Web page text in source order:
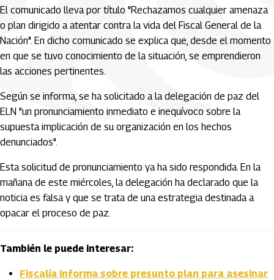
El comunicado lleva por título "Rechazamos cualquier amenaza
o plan dirigido a atentar contra la vida del Fiscal General de la
Nación". En dicho comunicado se explica que, desde el momento
en que se tuvo conocimiento de la situación, se emprendieron
las acciones pertinentes.
Según se informa, se ha solicitado a la delegación de paz del
ELN "un pronunciamiento inmediato e inequívoco sobre la
supuesta implicación de su organización en los hechos
denunciados".
Esta solicitud de pronunciamiento ya ha sido respondida. En la
mañana de este miércoles, la delegación ha declarado que la
noticia es falsa y que se trata de una estrategia destinada a
opacar el proceso de paz.
También le puede interesar:
Fiscalía informa sobre presunto plan para asesinar